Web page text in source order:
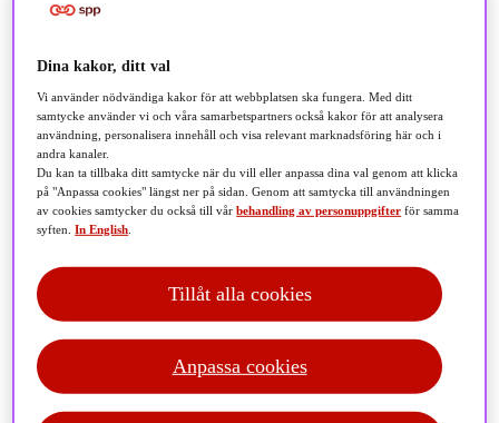
Förvaltat kapital i SPP
Privatkunder
Dina kakor, ditt val
Vi använder nödvändiga kakor för att webbplatsen ska fungera. Med ditt
samtycke använder vi och våra samarbetspartners också kakor för att analysera
användning, personalisera innehåll och visa relevant marknadsföring här och i
andra kanaler.
Du kan ta tillbaka ditt samtycke när du vill eller anpassa dina val genom att klicka
på "Anpassa cookies" längst ner på sidan. Genom att samtycka till användningen
av cookies samtycker du också till vårbehandling av personuppgifter för samma
syften.In English
Anpassa cookies
Tillåt alla cookies